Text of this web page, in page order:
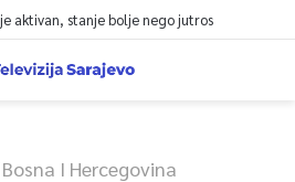
stanje bolje nego jutros
Bosna I Hercegovina